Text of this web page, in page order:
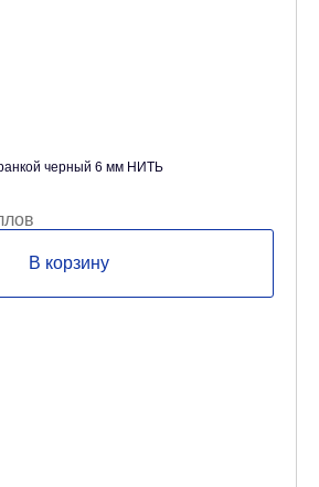
черный 6 мм НИТЬ
В корзину